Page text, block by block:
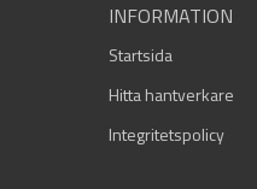
INFORMATION
Startsida
Hitta hantverkare
Integritetspolicy